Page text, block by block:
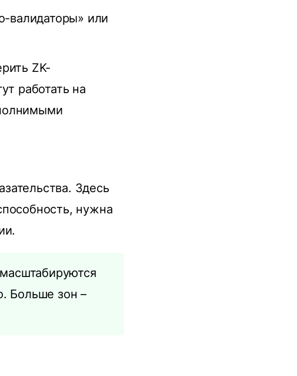
валидаторы» или
ZK-
работать на
Здесь
нужна
Больше зон –